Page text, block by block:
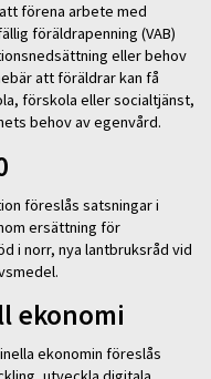
förena arbete med
föräldrapenning (VAB)
eller behov
att föräldrar kan få
förskola eller socialtjänst,
behov av egenvård.
föreslås satsningar i
ersättning för
i norr, nya lantbruksråd vid
ekonomi
ekonomin föreslås